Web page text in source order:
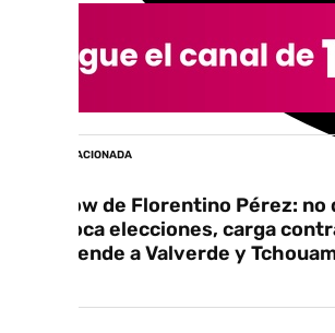
NOTICIA RELACIONADA
El show de Florentino Pérez: no
convoca elecciones, carga
y defiende a Valverde y